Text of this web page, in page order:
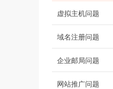
虚拟主机问题
域名注册问题
企业邮局问题
网站推广问题